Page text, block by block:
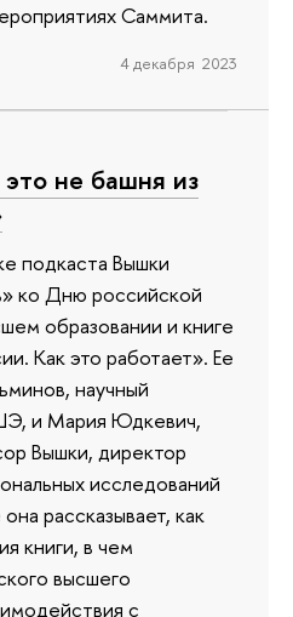
Саммита.
4 декабря 2023
не башня из
подкаста Вышки
ко Дню российской
образовании и книге
Как это работает». Ее
научный
и Мария Юдкевич,
Вышки, директор
исследований
рассказывает, как
книги, в чем
высшего
с